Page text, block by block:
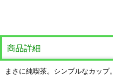
商品詳細
まさに純喫茶。シンプルなカップ。